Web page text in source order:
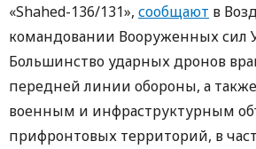
«Shahed-136/131», сообщают в
командовании Вооруженных сил
Большинство ударных дронов
передней линии обороны, а
военным и инфраструктурным
прифронтовых территорий, в